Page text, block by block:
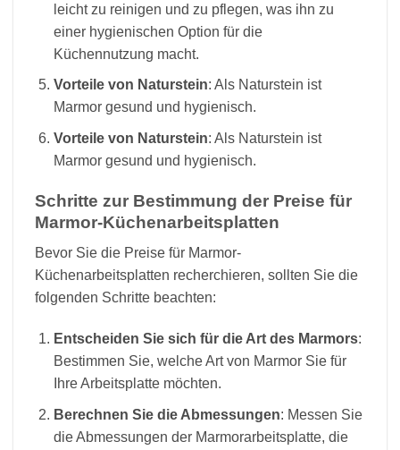
leicht zu reinigen und zu pflegen, was ihn zu
einer hygienischen Option für die
Küchennutzung macht.
Vorteile von Naturstein: Als Naturstein ist
Marmor gesund und hygienisch.
Vorteile von Naturstein: Als Naturstein ist
Marmor gesund und hygienisch.
Schritte zur Bestimmung der Preise für
Marmor-Küchenarbeitsplatten
Bevor Sie die Preise für Marmor-
Küchenarbeitsplatten recherchieren, sollten Sie die
folgenden Schritte beachten:
Entscheiden Sie sich für die Art des Marmors:
Bestimmen Sie, welche Art von Marmor Sie für
Ihre Arbeitsplatte möchten.
Berechnen Sie die Abmessungen: Messen Sie
die Abmessungen der Marmorarbeitsplatte, die